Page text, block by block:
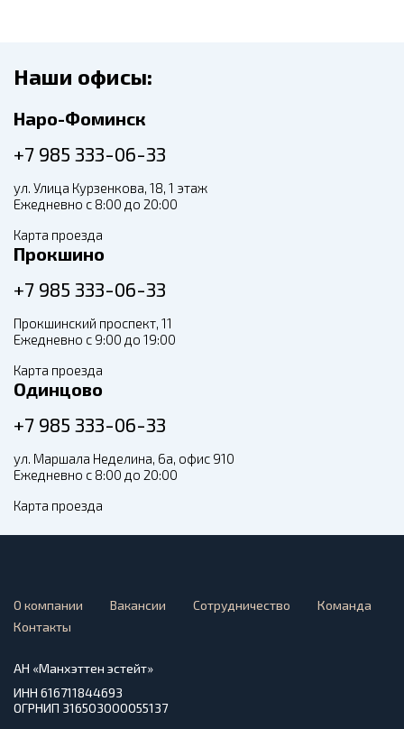
Наши офисы:
Наро-Фоминск
+7 985 333-06-33
ул. Улица Курзенкова, 18, 1 этаж
Ежедневно с 8:00 до 20:00
Карта проезда
Прокшино
+7 985 333-06-33
Прокшинский проспект, 11
Ежедневно с 9:00 до 19:00
Карта проезда
Одинцово
+7 985 333-06-33
ул. Маршала Неделина, 6а, офис 910
Ежедневно с 8:00 до 20:00
Карта проезда
О компании Вакансии Сотрудничество
Команда
Контакты
АН «Манхэттен эстейт»
ИНН 616711844693
ОГРНИП 316503000055137